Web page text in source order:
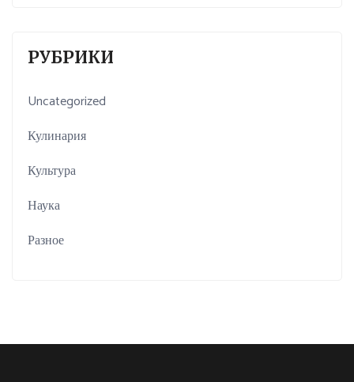
РУБРИКИ
Uncategorized
Кулинария
Культура
Наука
Разное